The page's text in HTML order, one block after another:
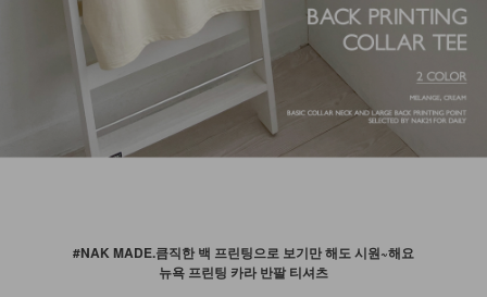
#NAK MADE.큼직한 백 프린팅으로 보기만 해도 시원~해요
뉴욕 프린팅 카라 반팔 티셔츠